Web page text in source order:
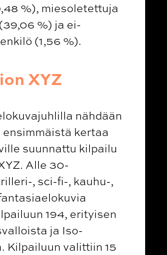
%), miesoletettuja
%) ja ei-
(1,56 %).
XYZ
nähdään
kertaa
suunnattu kilpailu
Alle 30-
, sci-fi-, kauhu-,
194, erityisen
ja Iso-
Kilpailuun valittiin 15